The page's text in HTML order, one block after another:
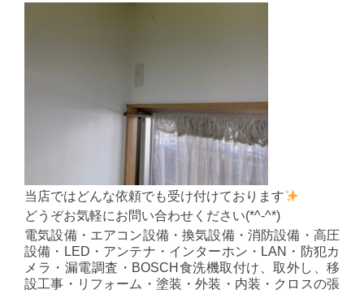
当店ではどんな依頼でも受け付けております
どうぞお気軽にお問い合わせください(*^-^*)
電気設備・エアコン設備・換気設備・消防設備・高圧
設備・LED・アンテナ・インターホン・LAN・防犯カ
メラ・漏電調査・BOSCH食洗機取付け、取外し、移
設工事・リフォーム・塗装・外装・内装・クロスの張